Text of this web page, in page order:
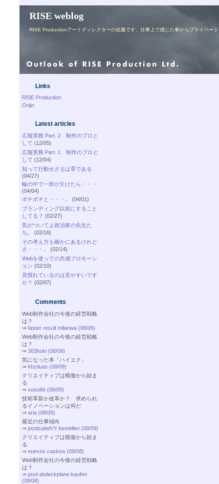
RISE weblog
RISE Productionアートディレクターの佐藤です、仕事上で感じた事からプライベー
Links
RISE Production
Orijin
Latest articles
広報実務 Part. 2 制作のプロと
して (12/05)
広報実務 Part. 1 制作のプロと
して (12/04)
知って行動せざるは罪である
(04/27)
輪の中で一部が欠けたら・・・
(04/04)
ボチボチと・・・。
(04/01)
ブランディング以前にすること
してる？ (02/27)
気がついてよ政治家の先生た
ち。
(02/16)
その考え方も確かにあるけれど
さ・・・。
(02/14)
Webを使っての共感プロモーシ
ョン (02/10)
見慣れているのは見やすいです
か？ (02/07)
Comments
Web制作会社の今後の経営戦略
は？
⇒ faster result milanwa (08/09)
Web制作会社の今後の経営戦略
は？
⇒ 303hoki (08/09)
気になった本「ハイエク」
⇒ kbztiuas (08/09)
クリエイティブは模倣から始ま
る
⇒ xoso66 (08/09)
技術革新か改革か？ 求められ
るイノベーションは何だ
⇒ aria (08/09)
最近の仕事傾向
⇒ poolzubeh?r bestellen (08/09)
クリエイティブは模倣から始ま
る
⇒ nuevos casinos (08/08)
Web制作会社の今後の経営戦略
は？
⇒ pool abdeckplane kaufen
(08/08)